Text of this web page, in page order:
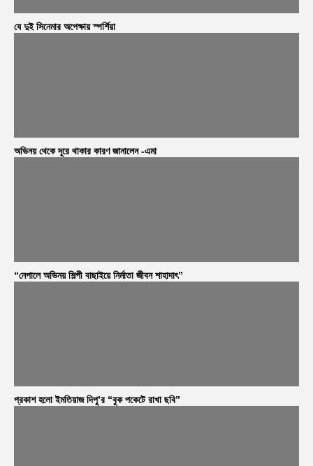
যে দুই সিনেমার অপেক্ষায় স্পর্শিয়া
অভিনয় থেকে দূরে থাকার কারণ জানালেন -এমা
“নেপালে অভিনয় শিল্পী বাছাইয়ে নির্মাতা জীবন শাহাদাৎ”
প্রকাশ হলো ইমতিয়াজ দিপু’র “বুক পকেটে রাখা ছবি”